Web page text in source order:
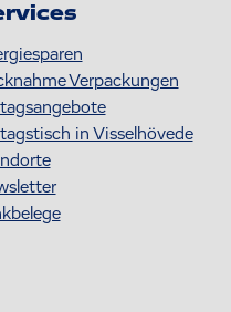
Verpackungen
in Visselhövede